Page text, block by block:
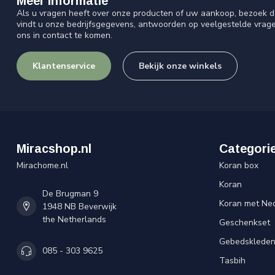
Als u vragen heeft over onze producten of uw aankoop, bezoek
vindt u onze bedrijfsgegevens, antwoorden op veelgestelde
ons in contact te komen.
Klantenservice Bekijk onze winkels
Miracshop.nl
Mirachome.nl
De Brugman 9
1948 NB Beverwijk
the Netherlands
085 - 303 9625
Koran box
Koran
Koran met
Geschenkset
Gebedskleden
Tasbih